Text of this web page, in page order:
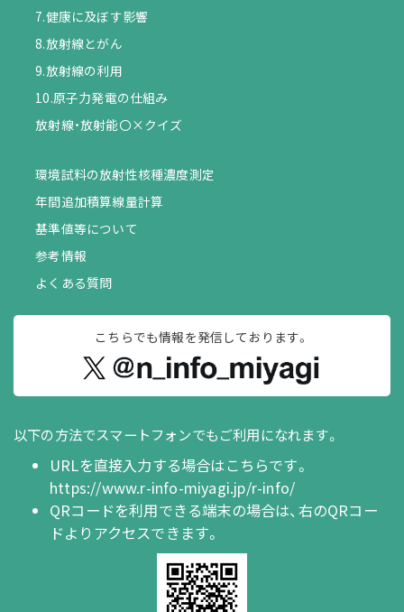
7.健康に及ぼす影響
8.放射線とがん
9.放射線の利用
10.原子力発電の仕組み
放射線・放射能〇×クイズ
環境試料の放射性核種濃度測定
年間追加積算線量計算
基準値等について
参考情報
よくある質問
こちらでも情報を発信しております。
以下の方法でスマートフォンでもご利用になれます。
URLを直接入力する場合はこちらです。
https://www.r-info-miyagi.jp/r-info/
QRコードを利用できる端末の場合は、右のQRコー
ドよりアクセスできます。